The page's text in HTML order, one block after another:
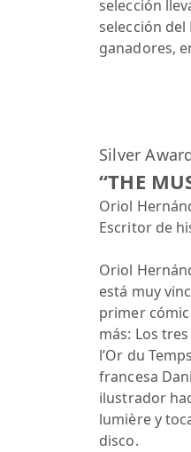
selección
selección
ganadores,
Silver
“THE
Oriol
Escritor de
Oriol
está muy
primer
más: Los
l’Or du
francesa
ilustrador
lumière y
disco.